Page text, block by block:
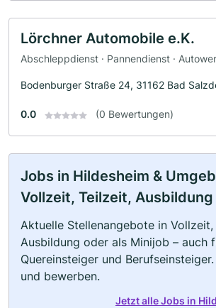
Lörchner Automobile e.K.
Abschleppdienst · Pannendienst ·
Bodenburger Straße 24, 31162 Bad
0.0 (0 Bewertungen)
Jobs in Hildesheim &
Vollzeit, Teilzeit, Ausbildung
Aktuelle Stellenangebote in
Ausbildung oder als Minijob – auch
Quereinsteiger und
und bewerben.
Jetzt alle Jobs in